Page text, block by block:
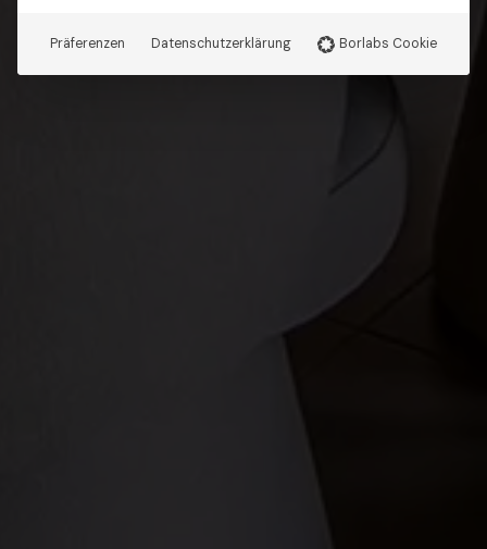
Präferenzen Datenschutzerklärung Borlabs Cookie